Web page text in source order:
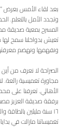
بعد لقاء الأمس
وتجدد الأمل بالتعلم.
المسرح بمعية صديقة
تعيش بدواخلنا سمح لها
ونفهمها ونهضم
الصراحة لا نعرف من أين
برفقة صديقة العزيز
١٦ سنة مليئين
تغميساتنا مازالت في